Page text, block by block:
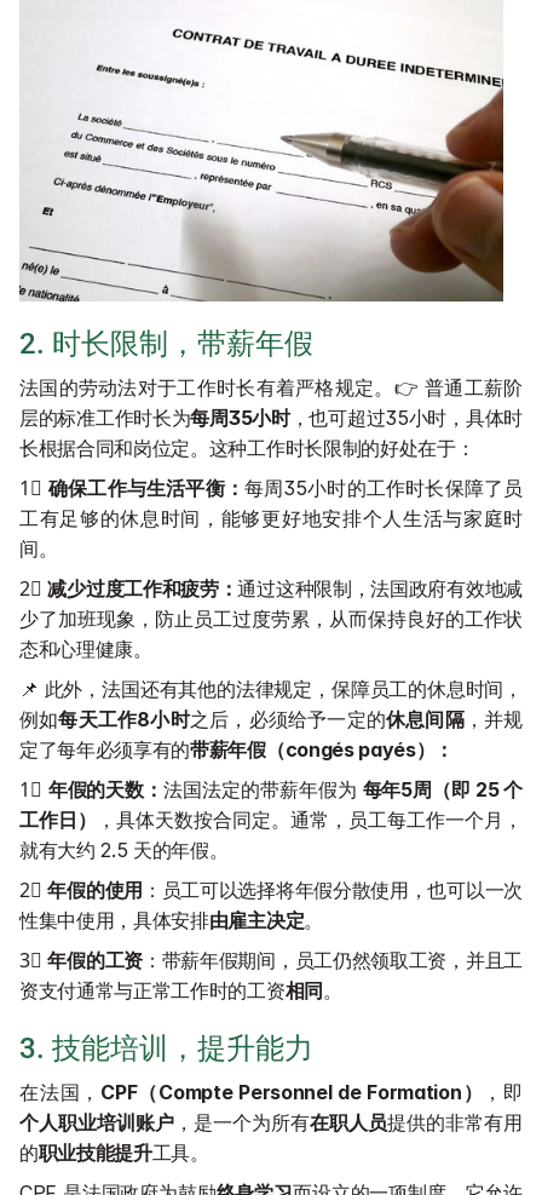
2. 时长限制，带薪年假
法国的劳动法对于工作时长有着严格规定。👉 普通工薪阶
层的标准工作时长为每周35小时，也可超过35小时，具体时
长根据合同和岗位定。这种工作时长限制的好处在于：
1⃣️ 确保工作与生活平衡： 每周35小时的工作时长保障了员
工有足够的休息时间，能够更好地安排个人生活与家庭时
间。
2⃣️ 减少过度工作和疲劳：通过这种限制，法国政府有效地减
少了加班现象，防止员工过度劳累，从而保持良好的工作状
态和心理健康。
📌 此外，法国还有其他的法律规定，保障员工的休息时间，
例如每天工作8小时之后，必须给予一定的休息间隔，并规
定了每年必须享有的带薪年假（congés payés）：
1⃣️ 年假的天数：法国法定的带薪年假为 每年5周（即 25 个
工作日）
，具体天数按合同定。通常，员工每工作一个月，
就有大约 2.5 天的年假。
2⃣️ 年假的使用 ：员工可以选择将年假分散使用，也可以一次
性集中使用，具体安排由雇主决定。
3⃣️ 年假的工资：带薪年假期间，员工仍然领取工资，并且工
资支付通常与正常工作时的工资相同。
3. 技能培训，提升能力
在法国， CPF（Compte Personnel de Formation）
，即
个人职业培训账户 ，是一个为所有在职人员提供的非常有用
的职业技能提升工具。